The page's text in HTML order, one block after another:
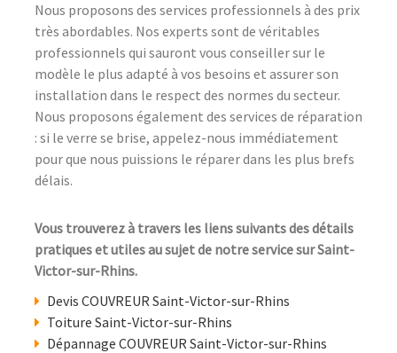
Nous proposons des services professionnels à des prix
très abordables. Nos experts sont de véritables
professionnels qui sauront vous conseiller sur le
modèle le plus adapté à vos besoins et assurer son
installation dans le respect des normes du secteur.
Nous proposons également des services de réparation
: si le verre se brise, appelez-nous immédiatement
pour que nous puissions le réparer dans les plus brefs
délais.
Vous trouverez à travers les liens suivants des détails
pratiques et utiles au sujet de notre service sur Saint-
Victor-sur-Rhins.
Devis COUVREUR Saint-Victor-sur-Rhins
Toiture Saint-Victor-sur-Rhins
Dépannage COUVREUR Saint-Victor-sur-Rhins